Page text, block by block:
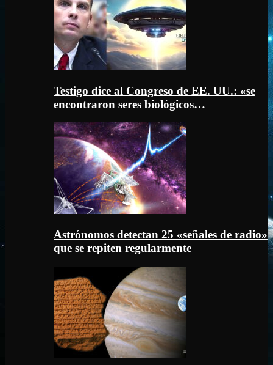
Testigo dice al Congreso de EE. UU.: «se
encontraron seres biológicos…
Astrónomos detectan 25 «señales de radio»
que se repiten regularmente